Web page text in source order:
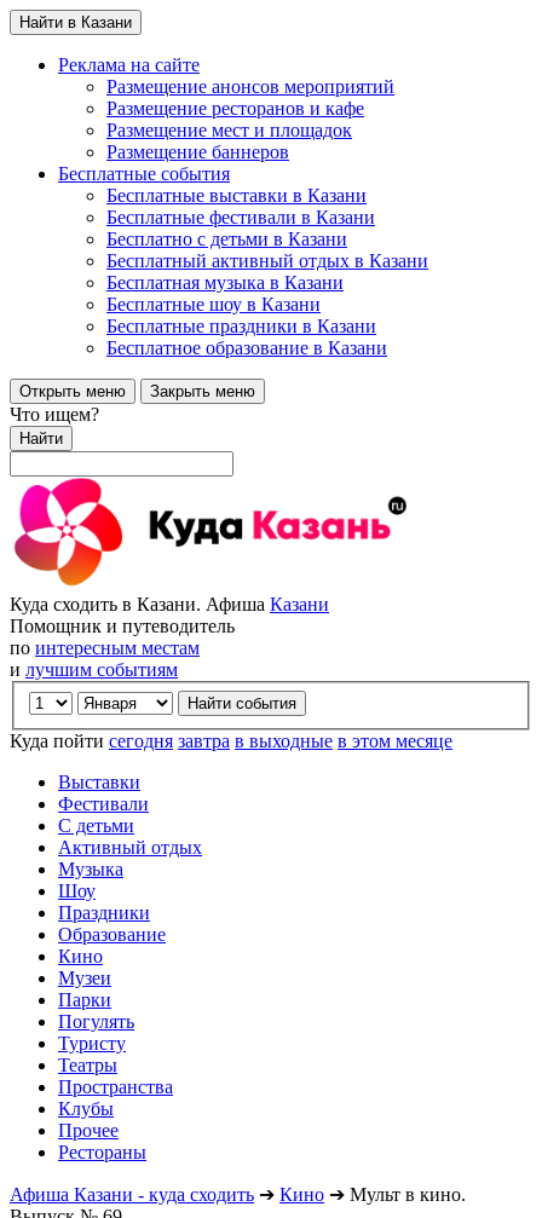
Найти в Казани
Реклама на сайте
Размещение анонсов мероприятий
Размещение ресторанов и кафе
Размещение мест и площадок
Размещение баннеров
Бесплатные события
Бесплатные выставки в Казани
Бесплатные фестивали в Казани
Бесплатно с детьми в Казани
Бесплатный активный отдых в Казани
Бесплатная музыка в Казани
Бесплатные шоу в Казани
Бесплатные праздники в Казани
Бесплатное образование в Казани
Открыть меню Закрыть меню
Что ищем?
Найти
Куда сходить в Казани. Афиша Казани
Помощник и путеводитель
по интересным местам
и лучшим событиям
Куда пойти сегодня завтра в выходные в этом месяце
Выставки
Фестивали
С детьми
Активный отдых
Музыка
Шоу
Праздники
Образование
Кино
Музеи
Парки
Погулять
Туристу
Театры
Пространства
Клубы
Прочее
Рестораны
Афиша Казани - куда сходить ➔ Кино ➔ Мульт в кино.